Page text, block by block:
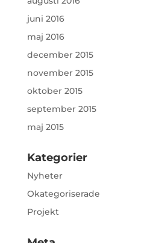
juni 2016
maj 2016
december 2015
november 2015
oktober 2015
september 2015
maj 2015
Kategorier
Nyheter
Okategoriserade
Projekt